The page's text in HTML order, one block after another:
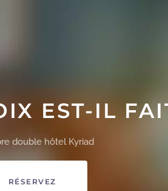
EST-IL
double hôtel Kyriad
RÉSERVEZ